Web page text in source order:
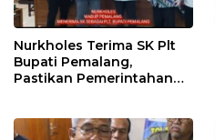
Nurkholes Terima SK Plt
Bupati Pemalang,
Pastikan Pemerintahan